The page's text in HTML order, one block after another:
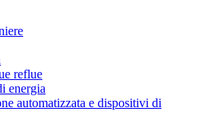
reflue
energia
automatizzata e dispositivi di